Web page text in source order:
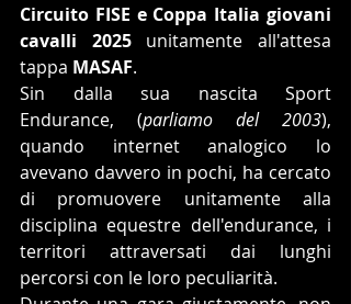
Circuito FISE e Coppa Italia giovani
cavalli 2025 unitamente all'attesa
tappa MASAF.
Sin dalla sua nascita Sport
Endurance, (parliamo del 2003),
quando internet analogico lo
avevano davvero in pochi, ha cercato
di promuovere unitamente alla
disciplina equestre dell'endurance, i
territori attraversati dai lunghi
percorsi con le loro peculiarità.